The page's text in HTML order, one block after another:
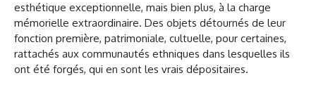
esthétique exceptionnelle, mais bien plus, à la charge
mémorielle extraordinaire. Des objets détournés de leur
fonction première, patrimoniale, cultuelle, pour certaines,
rattachés aux communautés ethniques dans lesquelles ils
ont été forgés, qui en sont les vrais dépositaires.